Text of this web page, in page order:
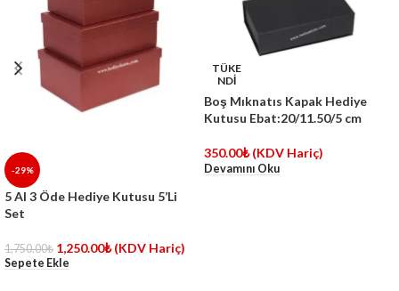
-29%
5 Al 3 Öde Hediye Kutusu 5’Li
Set
1,750.00₺ 1,250.00₺ (KDV Hariç)
Sepete Ekle
TÜKE
NDİ
Boş Mıknatıs Kapak Hediye
Kutusu Ebat:20/11.50/5 cm
350.00₺ (KDV Hariç)
Devamını Oku